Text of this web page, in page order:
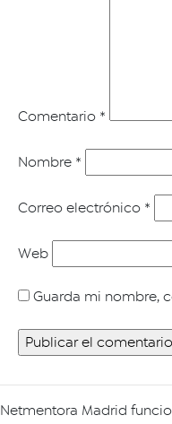
Comentario *
Nombre *
Correo electrónico *
Web
Guarda mi nombre,
Netmentora Madrid